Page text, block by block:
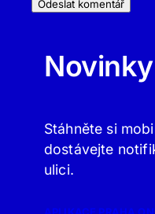
Stáhněte si
dostávejte
ulici.